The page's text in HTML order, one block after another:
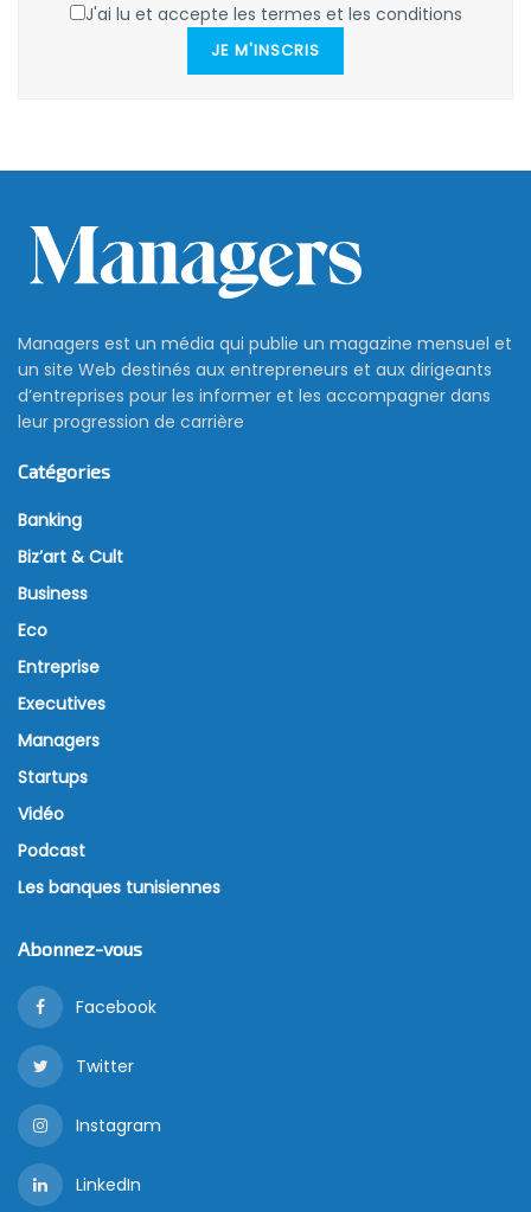
J'ai lu et accepte les termes et les conditions
JE M'INSCRIS
Managers est un média qui publie un magazine mensuel et
un site Web destinés aux entrepreneurs et aux dirigeants
d’entreprises pour les informer et les accompagner dans
leur progression de carrière
Catégories
Banking
Biz’art & Cult
Business
Eco
Entreprise
Executives
Managers
Startups
Vidéo
Podcast
Les banques tunisiennes
Abonnez-vous
Facebook
Twitter
Instagram
LinkedIn